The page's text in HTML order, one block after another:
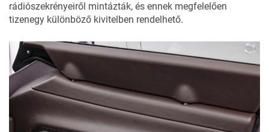
rádiószekrényeiről mintázták, és ennek megfelelően
tizenegy különböző kivitelben rendelhető.